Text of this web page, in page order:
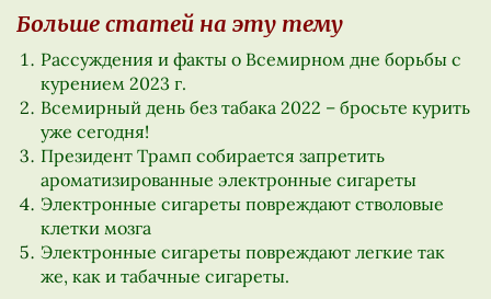
Больше статей на эту тему
Рассуждения и факты о Всемирном дне борьбы с
курением 2023 г.
Всемирный день без табака 2022 – бросьте курить
уже сегодня!
Президент Трамп собирается запретить
ароматизированные электронные сигареты
Электронные сигареты повреждают стволовые
клетки мозга
Электронные сигареты повреждают легкие так
же, как и табачные сигареты.